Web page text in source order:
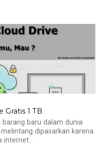
Gratis 1 TB
baru dalam dunia
dipasarkan karena
internet...